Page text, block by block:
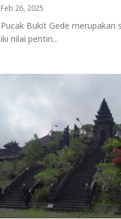
Feb 26, 2025
Bukit Gede merupakan
nilai pentin...